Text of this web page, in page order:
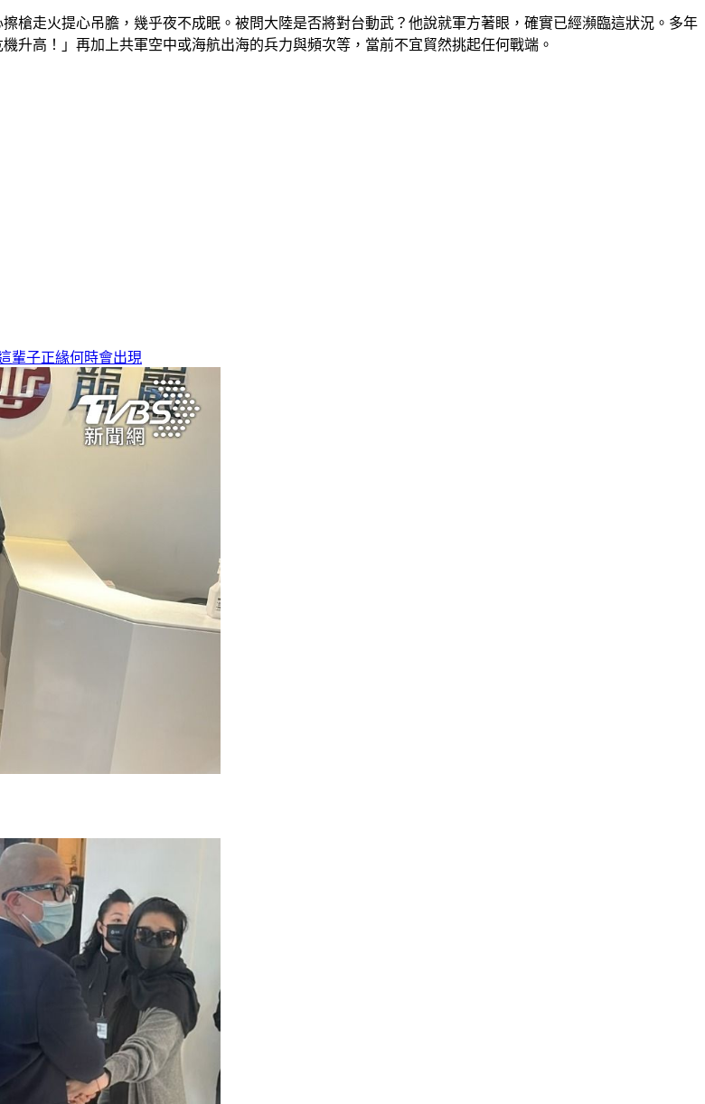
槍走火提心吊膽，幾乎夜不成眠。被問大陸是否將對台動武？他說就軍方著眼，確實已經瀕臨這狀況。多年
升高！」再加上共軍空中或海航出海的兵力與頻次等，當前不宜貿然挑起任何戰端。
輩子正緣何時會出現